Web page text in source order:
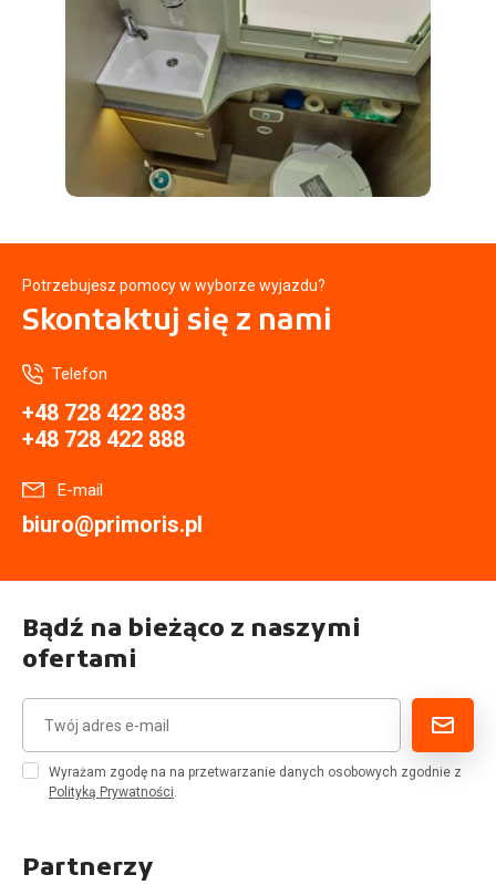
Potrzebujesz pomocy w wyborze wyjazdu?
Skontaktuj się z nami
Telefon
+48 728 422 883
+48 728 422 888
E-mail
biuro@primoris.pl
Bądź na bieżąco z naszymi
ofertami
Wyrażam zgodę na na przetwarzanie danych osobowych zgodnie z
Polityką Prywatności.
Partnerzy